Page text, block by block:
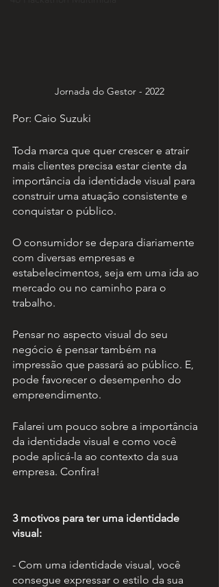
Jornada do Gestor - 2022
Por: Caio Suzuki
Toda marca que quer crescer e atrair
mais clientes precisa estar ciente da
importância da identidade visual para
construir uma atuação consistente e
conquistar o público.
O consumidor se depara diariamente
com diversas empresas e
estabelecimentos, seja em uma ida ao
mercado ou no caminho para o
trabalho.
Pensar no aspecto visual do seu
negócio é pensar também na
impressão que passará ao público. E,
pode favorecer o desempenho do
empreendimento.
Falarei um pouco sobre a importância
da identidade visual e como você
pode aplicá-la ao contexto da sua
empresa. Confira!
3 motivos para ter uma identidade
visual:
- Com uma identidade visual, você
consegue expressar o estilo da sua